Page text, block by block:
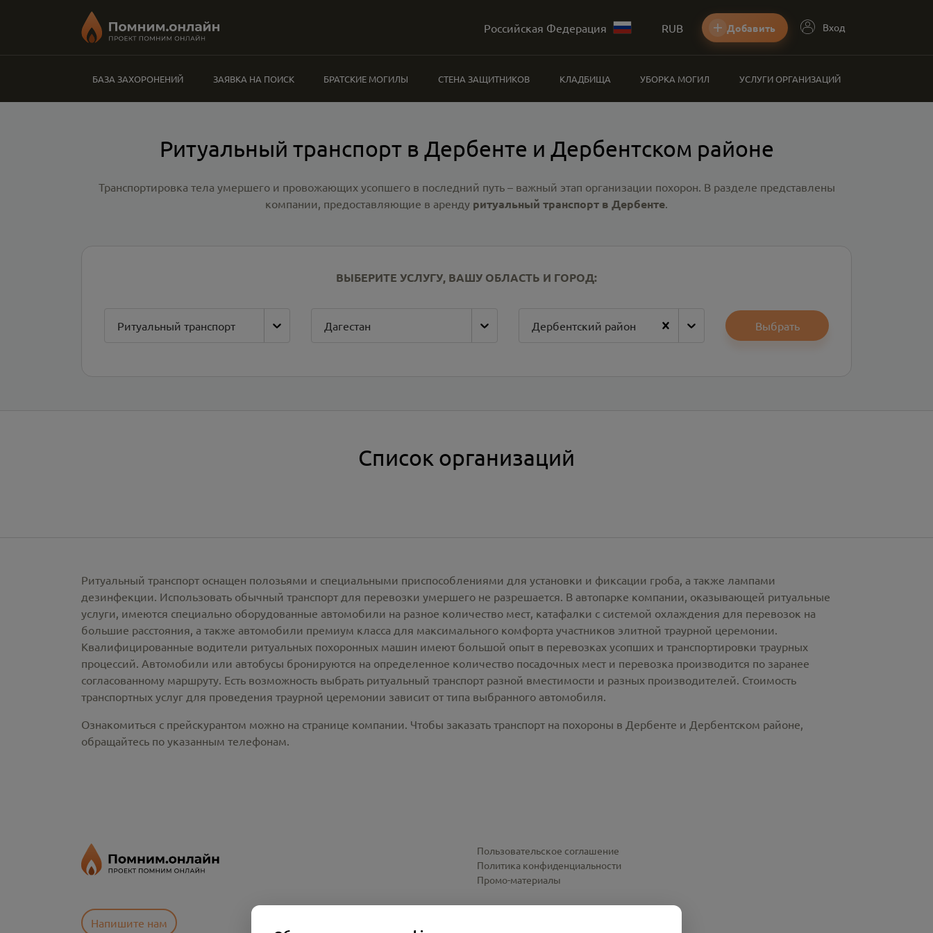
Российская Федерация RUB Добавить Вход
БАЗА ЗАХОРОНЕНИЙ ЗАЯВКА НА ПОИСК БРАТСКИЕ МОГИЛЫ СТЕНА ЗАЩИТНИКОВ КЛАДБИЩА УБОРКА МОГИЛ УСЛУГИ ОРГАНИЗАЦИЙ
Ритуальный транспорт в Дербенте и Дербентском районе
Транспортировка тела умершего и провожающих усопшего в последний путь – важный этап организации похорон. В разделе представлены
компании, предоставляющие в аренду ритуальный транспорт в Дербенте.
ВЫБЕРИТЕ УСЛУГУ, ВАШУ ОБЛАСТЬ И ГОРОД:
Ритуальный транспорт Дагестан Дербентский район Выбрать
Список организаций
Ритуальный транспорт оснащен полозьями и специальными приспособлениями для установки и фиксации гроба, а также лампами
дезинфекции. Использовать обычный транспорт для перевозки умершего не разрешается. В автопарке компании, оказывающей ритуальные
услуги, имеются специально оборудованные автомобили на разное количество мест, катафалки с системой охлаждения для перевозок на
большие расстояния, а также автомобили премиум класса для максимального комфорта участников элитной траурной церемонии.
Квалифицированные водители ритуальных похоронных машин имеют большой опыт в перевозках усопших и транспортировки траурных
процессий. Автомобили или автобусы бронируются на определенное количество посадочных мест и перевозка производится по заранее
согласованному маршруту. Есть возможность выбрать ритуальный транспорт разной вместимости и разных производителей. Стоимость
транспортных услуг для проведения траурной церемонии зависит от типа выбранного автомобиля.
Ознакомиться с прейскурантом можно на странице компании. Чтобы заказать транспорт на похороны в Дербенте и Дербентском районе,
обращайтесь по указанным телефонам.
Напишите нам
Пользовательское соглашение
Политика конфиденциальности
Промо-материалы